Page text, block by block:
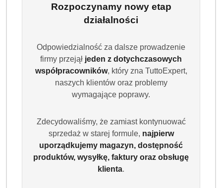
Rozpoczynamy nowy etap
działalności
Odpowiedzialność za dalsze prowadzenie
firmy przejął jeden z dotychczasowych
współpracowników, który zna TuttoExpert,
naszych klientów oraz problemy
wymagające poprawy.
Zdecydowaliśmy, że zamiast kontynuować
sprzedaż w starej formule, najpierw
uporządkujemy magazyn, dostępność
produktów, wysyłkę, faktury oraz obsługę
klienta.